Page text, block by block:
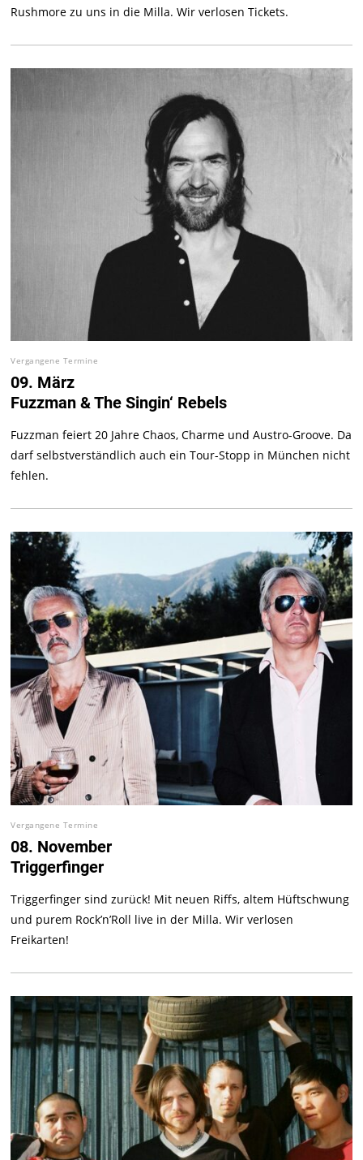
Rushmore zu uns in die Milla. Wir verlosen Tickets.
Vergangene Termine
09. März
Fuzzman & The Singin‘ Rebels
Fuzzman feiert 20 Jahre Chaos, Charme und Austro-Groove. Da
darf selbstverständlich auch ein Tour-Stopp in München nicht
fehlen.
Vergangene Termine
08. November
Triggerfinger
Triggerfinger sind zurück! Mit neuen Riffs, altem Hüftschwung
und purem Rock’n’Roll live in der Milla. Wir verlosen
Freikarten!